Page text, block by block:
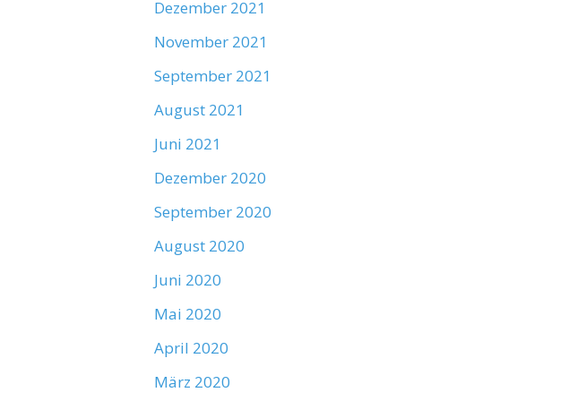
Dezember 2021
November 2021
September 2021
August 2021
Juni 2021
Dezember 2020
September 2020
August 2020
Juni 2020
Mai 2020
April 2020
März 2020